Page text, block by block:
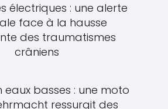
électriques : une alerte
face à la hausse
des traumatismes
crâniens
eaux basses : une moto
ressurgit des